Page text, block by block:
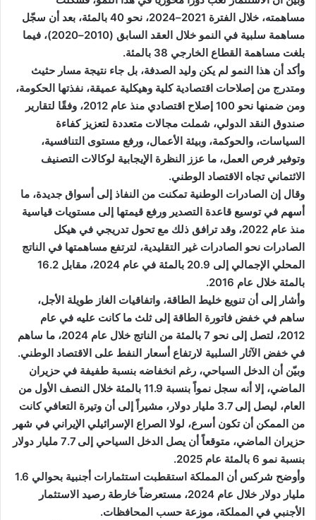
مساهمته، خلال الفترة 2021–2024، نحو 40 بالمئة، بعد أن سجّل
مساهمة سلبية في النمو خلال العقد السابق (2010–2020)، فيما
بلغت مساهمة القطاع الخارجي 38 بالمئة.
وأكد أن هذا النمو لم يكن وليد الصدفة، بل جاء نتيجة مسار حثيث
ومتدرج من إصلاحات اقتصادية كلية وهيكلية عميقة، نفذتها الحكومة،
ومن ضمنها نحو 100 إصلاح اقتصادي منذ عام 2012، وفقًا لتقارير
صندوق النقد الدولي، شملت مجالات متعددة لتعزيز كفاءة
السياسات، والحوكمة، وبيئة الأعمال، ورفع مستوى التنافسية،
وتوفير فرص العمل، ما عزز النظرة الإيجابية لوكالات التصنيف
الائتماني تجاه الاقتصاد الوطني.
وقال إن الصادرات الوطنية تمكنت من النفاذ إلى أسواق جديدة، ما
أسهم في توسيع قاعدة التصدير ورفع قيمتها إلى مستويات قياسية
منذ عام 2022، وقد ترافق ذلك مع تحول تدريجي في هيكل
الصادرات نحو الصادرات غير التقليدية، لترتفع مساهمتها في الناتج
المحلي الإجمالي إلى 20.9 بالمئة في عام 2024، مقابل 16.2
بالمئة خلال عام 2016.
وأشار إلى أن تنويع خليط الطاقة، واتفاقيات الغاز طويلة الأجل،
ساهم في خفض فاتورة الطاقة إلى ثلث ما كانت عليه في عام
2012، لتصل إلى نحو 7 بالمئة من الناتج خلال عام 2024، ما ساهم
في خفض الآثار السلبية لارتفاع أسعار النفط على الاقتصاد الوطني.
وبيّن أن الدخل السياحي، رغم انخفاضه بنسبة طفيفة في حزيران
الماضي، إلا أنه سجل نمواً بنسبة 11.9 بالمئة خلال النصف الأول من
العام، ليصل إلى 3.7 مليار دولار، مشيراً إلى أن وتيرة التعافي كانت
من الممكن أن تكون أسرع، لولا الصراع الإسرائيلي الإيراني في شهر
حزيران الماضي، متوقعاً أن يصل الدخل السياحي إلى 7.7 مليار دولار
بنسبة نمو 6 بالمئة عام 2025.
وأوضح شركس أن المملكة استقطبت استثمارات أجنبية بحوالي 1.6
مليار دولار خلال عام 2024، مستعرضاً خارطة رصيد الاستثمار
الأجنبي في المملكة، موزعة حسب المحافظات.